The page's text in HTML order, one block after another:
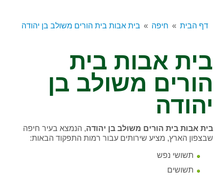
דף הבית חיפה בית אבות בית הורים משולב בן יהודה
בית אבות בית
הורים משולב בן
יהודה
בית אבות בית הורים משולב בן יהודה, הנמצא בעיר חיפה
שבצפון הארץ, מציע שירותים עבור רמות התפקוד הבאות:
תשושי נפש
תשושים